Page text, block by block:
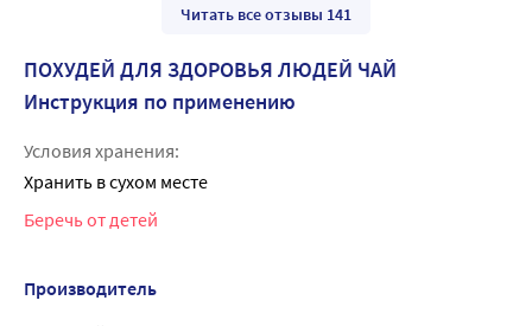
Читать все отзывы 141
ПОХУДЕЙ ДЛЯ ЗДОРОВЬЯ ЛЮДЕЙ ЧАЙ
Инструкция по применению
Условия хранения:
Хранить в сухом месте
Беречь от детей
Производитель